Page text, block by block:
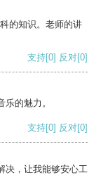
的知识。老师的讲
支持[0] 反对[0]
的魅力。
支持[0] 反对[0]
决，让我能够安心工